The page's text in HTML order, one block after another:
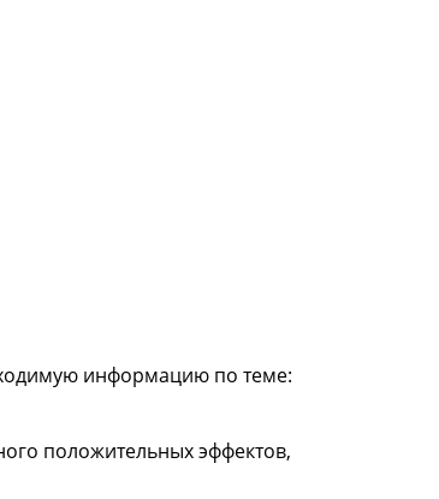
информацию по теме:
положительных эффектов,